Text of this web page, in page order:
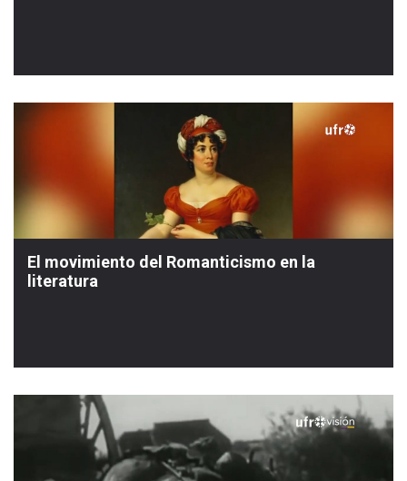
El movimiento del Romanticismo en la
literatura